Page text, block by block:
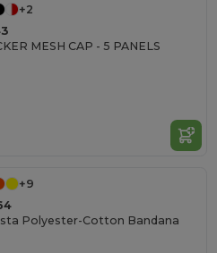
+2
MESH CAP - 5 PANELS
+9
Polyester-Cotton Bandana